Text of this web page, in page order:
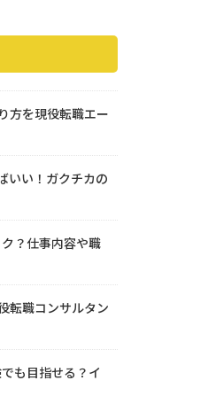
方を現役転職エー
いい！ガクチカの
？仕事内容や職
転職コンサルタン
も目指せる？イ